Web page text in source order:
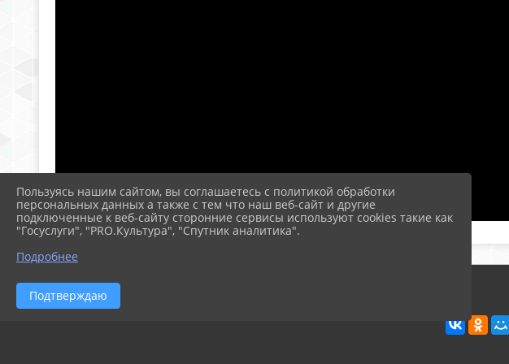
Пользуясь нашим сайтом, вы соглашаетесь с политикой обработки
персональных данных а также с тем что наш веб-сайт и другие
подключенные к веб-сайту сторонние сервисы используют cookies такие как
"Госуслуги", "PRO.Культура", "Спутник аналитика".
Подробнее
Подтверждаю